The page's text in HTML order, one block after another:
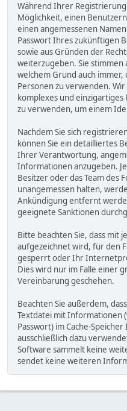
Während Ihrer Registrierung
Möglichkeit, einen
einen angemessenen
Passwort Ihres zukünftigen
sowie aus Gründen der
weiterzugeben. Sie stimmen
welchem Grund auch
Personen zu verwenden.
komplexes und
zu verwenden, um einem
Nachdem Sie sich
können Sie ein detailliertes
Ihrer Verantwortung,
Informationen anzugeben.
Besitzer oder das Team des
unangemessen halten,
Ankündigung entfernt
geeignete Sanktionen
Bitte beachten Sie, dass mit
aufgezeichnet wird, für den
gesperrt oder Ihr
Dies wird nur im Falle einer
Vereinbarung geschehen.
Beachten Sie außerdem,
Textdatei mit Informationen
Passwort) im Cache-
ausschließlich dazu
Software sammelt keine
sendet keine weiteren